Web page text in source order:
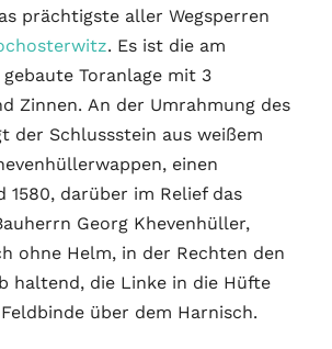
prächtigste aller Wegsperren
. Es ist die am
Toranlage mit 3
Zinnen. An der Umrahmung des
der Schlussstein aus weißem
einen
1580, darüber im Relief das
Georg Khevenhüller,
ohne Helm, in der Rechten den
haltend, die Linke in die Hüfte
über dem Harnisch.